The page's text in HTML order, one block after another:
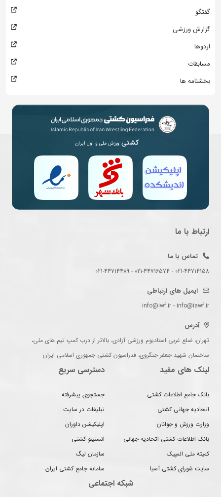
گفتگو
گزارش ورزشی
اردوها
مسابقات
بخشنامه ها
کشتی ورزش ملی و اول ایران
ارتباط با ما
تماس با ما
021-44714158 - 021-44716574 - 021-44714489
ایمیل های ارتباطی
info@iwf.ir - info@iawf.ir
آدرس
تهران، ضلع غربی استادیوم ورزشی آزادی، بالاتر از درب کمپ تیم های ملی،
ساختمان شهید جعفر جنگروی، فدراسیون کشتی جمهوری اسلامی ایران
لینک های مفید
بانک جامع اطلاعات کشتی
اتحادیه جهانی کشتی
وزارت ورزش و جوانان
بانک اطلاعات کشتی اتحادیه جهانی
کمیته ملی المپیک
سایت شورای کشتی آسیا
دسترسی سریع
جستجوی پیشرفته
تبلیغات در سایت
اپلیکیشن داوران
انستیتو کشتی
سازمان لیگ
سامانه جامع کشتی ایران
شبکه اجتماعی